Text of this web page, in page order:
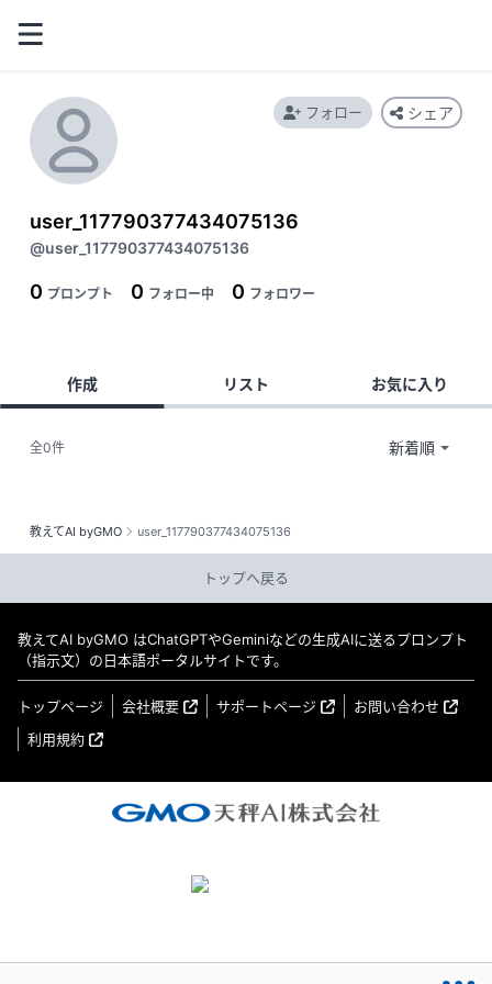
教えてAI byGMO user_117790377434075136
user_117790377434075136
@user_117790377434075136
0 プロンプト 0 フォロー中 0 フォロワー
フォロー シェア
作成 リスト お気に入り
全0件
トップへ戻る
教えてAI byGMO はChatGPTやGeminiなどの生成AIに送るプロンプト
（指示文）の日本語ポータルサイトです。
トップページ 会社概要 サポートページ
お問い合わせ
利用規約